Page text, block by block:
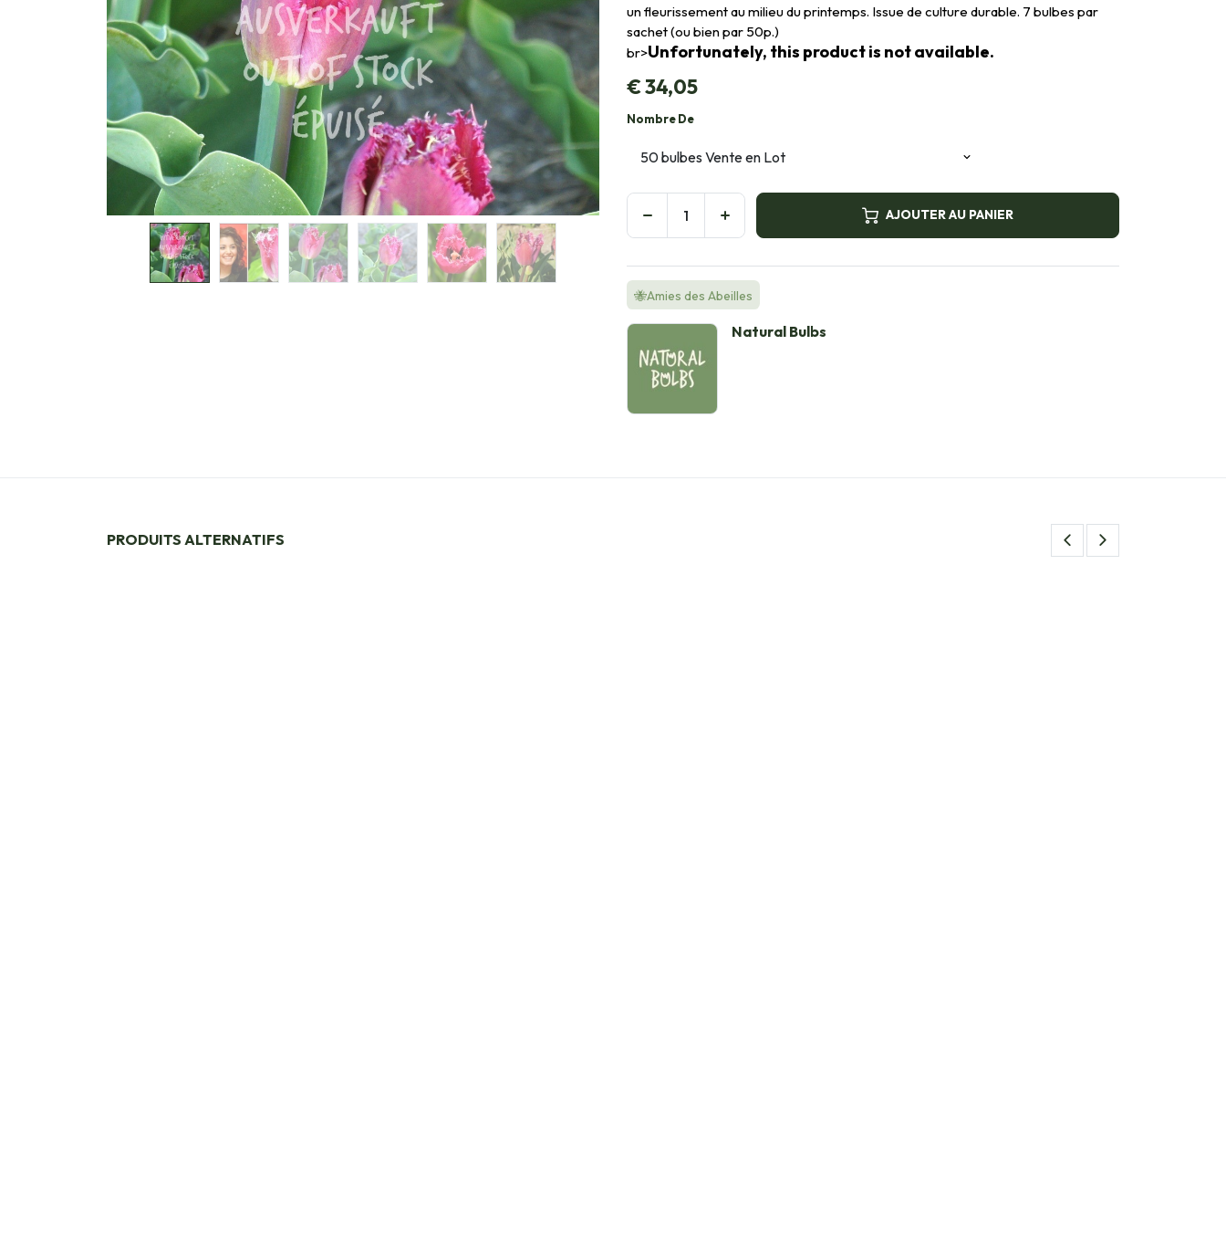
un fleurissement au milieu du printemps. Issue de culture durable. 7 bulbes par
sachet (ou bien par 50p.)
br>Unfortunately, this product is not available.
€34,05
Nombre De
AJOUTER AU PANIER
🐝Amies des Abeilles
Natural Bulbs
PRODUITS ALTERNATIFS